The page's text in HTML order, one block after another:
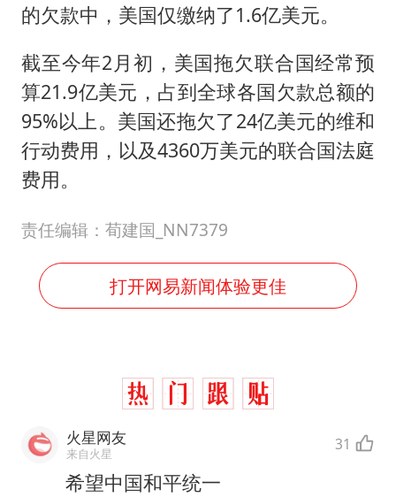
的欠款中，美国仅缴纳了1.6亿美元。
截至今年2月初，美国拖欠联合国经常预
算21.9亿美元，占到全球各国欠款总额的
95%以上。美国还拖欠了24亿美元的维和
行动费用，以及4360万美元的联合国法庭
费用。
责任编辑：荀建国_NN7379
打开网易新闻体验更佳
火星网友
来自火星 31
希望中国和平统一